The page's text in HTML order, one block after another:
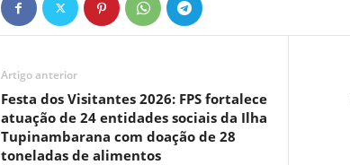
Artigo anterior
Festa dos Visitantes 2026: FPS fortalece
atuação de 24 entidades sociais da Ilha
Tupinambarana com doação de 28
toneladas de alimentos